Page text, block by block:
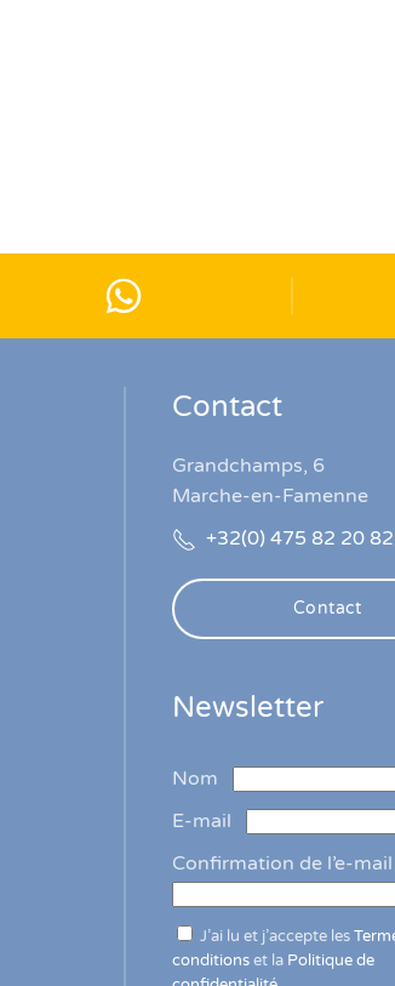
Contact
Grandchamps, 6
Marche-en-Famenne
+32(0) 475 82 20 82
Contact
Newsletter
Nom
E-mail
Confirmation de l’e-mail
J’ai lu et j’accepte les
conditionset la Politique de